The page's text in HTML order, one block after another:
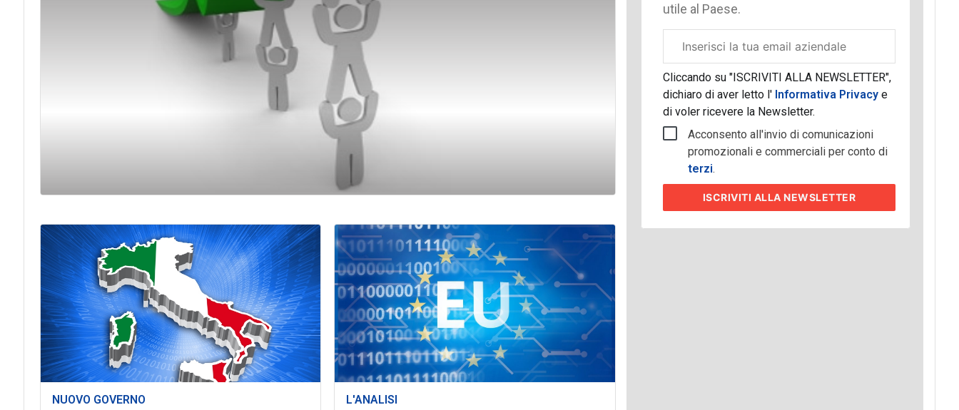
NUOVO GOVERNO L'ANALISI
utile al Paese.
aziendale
Cliccando su "ISCRIVITI ALLA NEWSLETTER",
dichiaro di aver letto l'Informativa Privacy e
di voler ricevere la Newsletter.
Acconsento all'invio di comunicazioni
promozionali e commerciali per conto di
terzi.
ISCRIVITI ALLA NEWSLETTER